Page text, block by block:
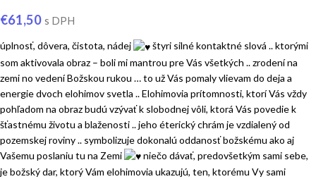
€61,50 s DPH
úplnosť, dôvera, čistota, nádej
štyri silné kontaktné slová .. ktorými
som aktivovala obraz – boli mi mantrou pre Vás všetkých .. zrodení na
zemi no vedení Božskou rukou … to už Vás pomaly vlievam do deja a
energie dvoch elohimov svetla .. Elohimovia prítomnosti, ktorí Vás vždy
pohľadom na obraz budú vzývať k slobodnej vôli, ktorá Vás povedie k
šťastnému životu a blaženosti .. jeho éterický chrám je vzdialený od
pozemskej roviny .. symbolizuje dokonalú oddanosť božskému ako aj
Vašemu poslaniu tu na Zemi
niečo dávať, predovšetkým sami sebe,
je božský dar, ktorý Vám elohimovia ukazujú, ten, ktorému Vy sami